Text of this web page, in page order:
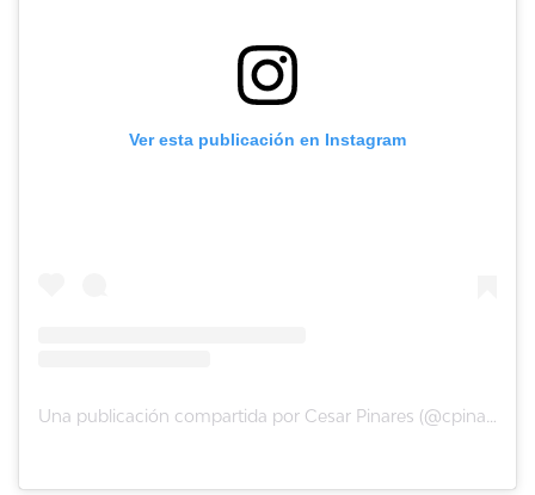
Ver esta publicación en Instagram